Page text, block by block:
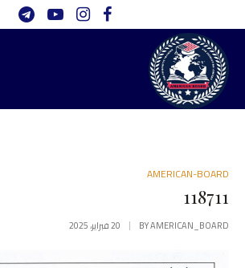
AMERICAN-BOARD
118711
BYAMERICAN_BOARD 20 فبراير، 2025